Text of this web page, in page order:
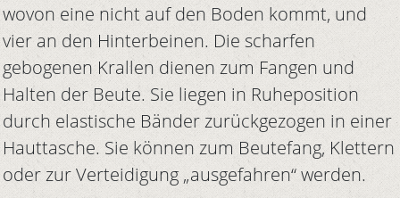
wovon eine nicht auf den Boden kommt, und
vier an den Hinterbeinen. Die scharfen
gebogenen Krallen dienen zum Fangen und
Halten der Beute. Sie liegen in Ruheposition
durch elastische Bänder zurückgezogen in einer
Hauttasche. Sie können zum Beutefang, Klettern
oder zur Verteidigung „ausgefahren“ werden.